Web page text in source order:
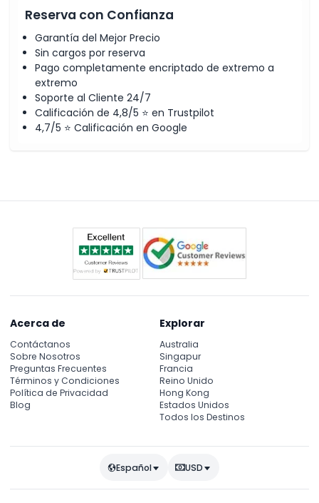
Reserva con Confianza
Garantía del Mejor Precio
Sin cargos por reserva
Pago completamente encriptado de extremo a
extremo
Soporte al Cliente 24/7
Calificación de 4,8/5 ⭐ en Trustpilot
4,7/5 ⭐ Calificación en Google
Acerca de
Contáctanos
Sobre Nosotros
Preguntas Frecuentes
Términos y Condiciones
Política de Privacidad
Blog
Explorar
Australia
Singapur
Francia
Reino Unido
Hong Kong
Estados Unidos
Todos los Destinos
Español USD